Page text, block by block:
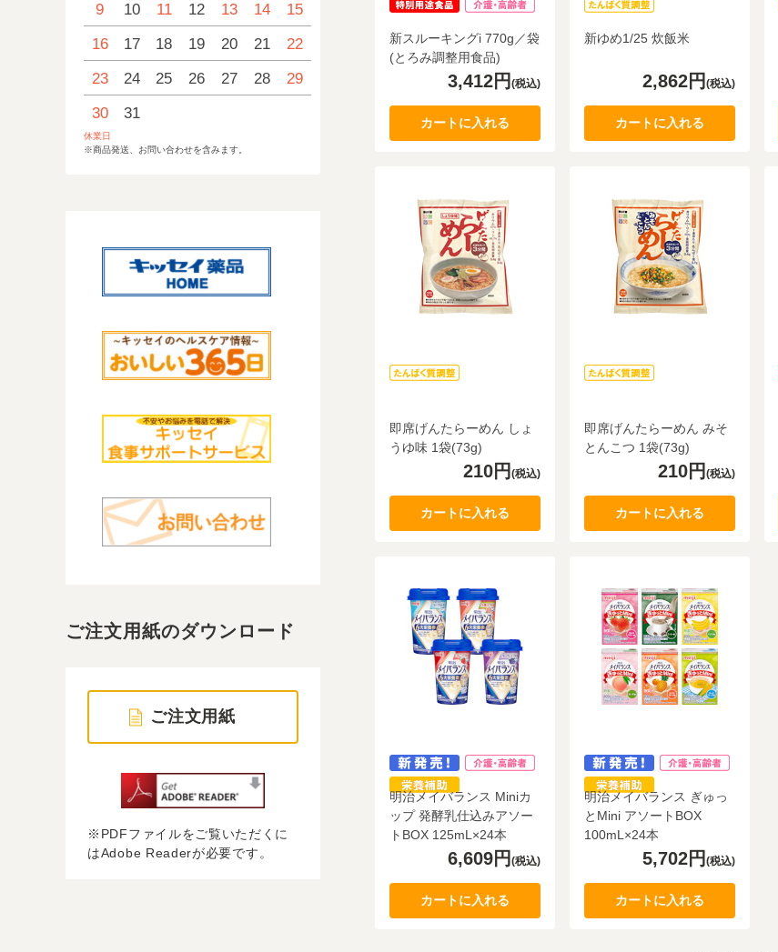
9
10 11 12 13 14
15
16
17 18 19 20 21
22
23
24 25 26 27 28
29
30
31
15 16 17 18
19
22 23 24 25
26
30
11
12 13
18
19 20 21
27 28 29
休業日
※商品発送、お問い合わせを含みます。
ご注文用紙のダウンロード
ご注文用紙
※PDFファイルをご覧いただくに
はAdobe Readerが必要です。
新スルーキングi 770g／袋
(とろみ調整用食品)
3,412円 (税込)
カートに入れる
新ゆめ1/25 炊飯米
2,862円 (税込)
カートに入れる
即席げんたらーめん しょ
うゆ味 1袋(73g)
210円 (税込)
カートに入れる
即席げんたらーめん みそ
とんこつ 1袋(73g)
210円 (税込)
カートに入れる
明治メイバランス Miniカ
ップ 発酵乳仕込みアソー
トBOX 125mL×24本
6,609円 (税込)
カートに入れる
明治メイバランス ぎゅっ
とMini アソートBOX
100mL×24本
5,702円 (税込)
カートに入れる